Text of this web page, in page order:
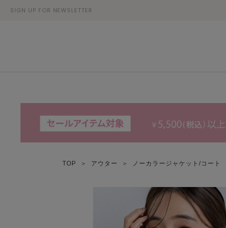
SIGN UP FOR NEWSLETTER
TOP ＞ アウター ＞ ノーカラージャケット/コート